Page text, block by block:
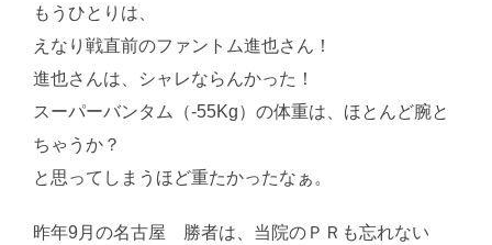
もうひとりは、
えなり戦直前のファントム進也さん！
進也さんは、シャレならんかった！
スーパーバンタム（-55Kg）の体重は、ほとんど腕と
ちゃうか？
と思ってしまうほど重たかったなぁ。
昨年9月の名古屋 勝者は、当院のＰＲも忘れない